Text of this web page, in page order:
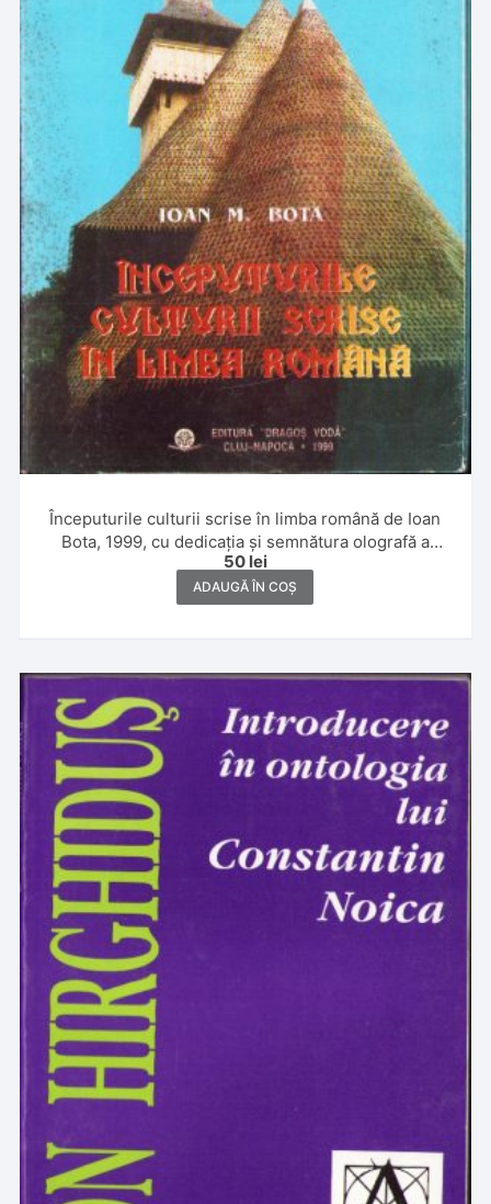
Începuturile culturii scrise în limba română de Ioan
Bota, 1999, cu dedicația și semnătura olografă a
autorului
50 lei
ADAUGĂ ÎN COȘ